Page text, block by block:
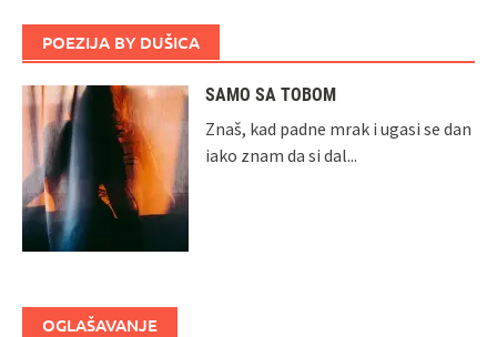
POEZIJA BY DUŠICA
SAMO SA TOBOM
Znaš, kad padne mrak i ugasi se dan
iako znam da si dal...
OGLAŠAVANJE